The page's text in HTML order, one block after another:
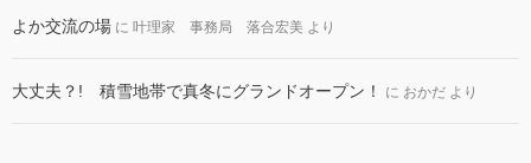
よか交流の場 に 叶理家 事務局 落合宏美 より
大丈夫？! 積雪地帯で真冬にグランドオープン！ に おかだ より